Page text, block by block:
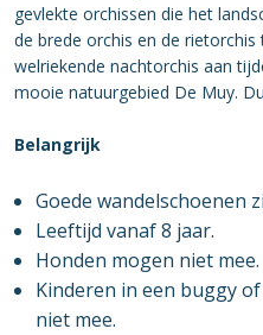
gevlekte orchissen die het
de brede orchis en de
welriekende nachtorchis aan
mooie natuurgebied De Muy.
Belangrijk
Goede wandelschoenen
Leeftijd vanaf 8 jaar.
Honden mogen niet mee.
Kinderen in een buggy
niet mee.